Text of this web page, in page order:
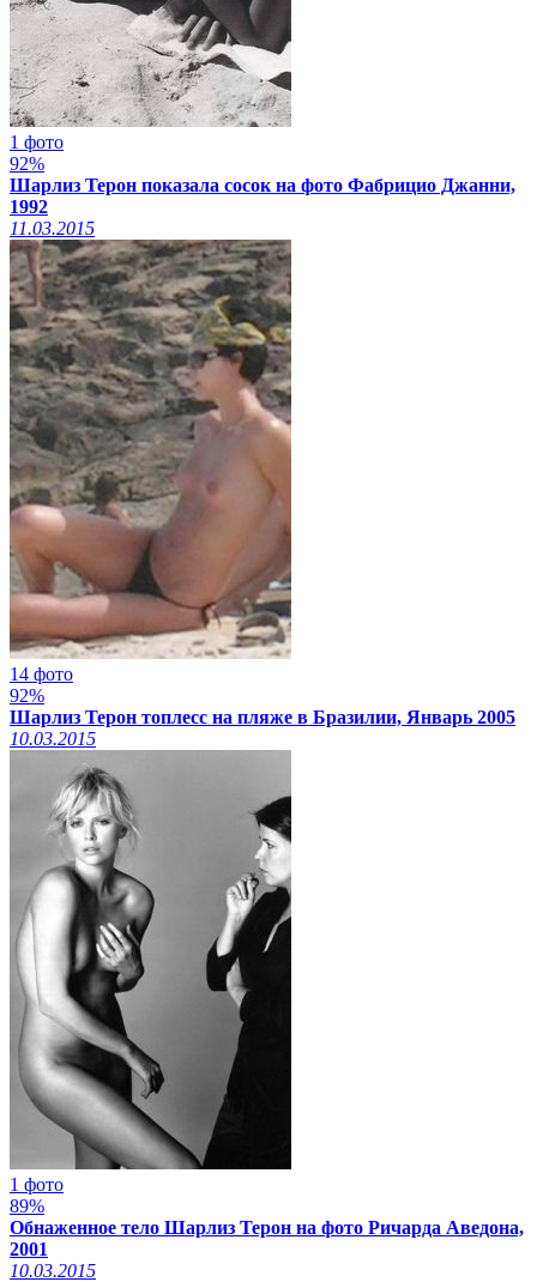
1 фото
92%
Шарлиз Терон показала сосок на фото Фабрицио Джанни,
1992
11.03.2015
14 фото
92%
Шарлиз Терон топлесс на пляже в Бразилии, Январь 2005
10.03.2015
1 фото
89%
Обнаженное тело Шарлиз Терон на фото Ричарда Аведона,
2001
10.03.2015